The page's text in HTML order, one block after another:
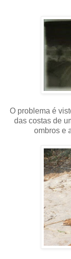
O problema é
das costas de
ombros e